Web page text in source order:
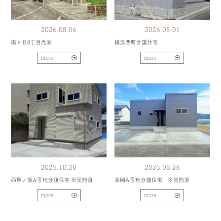
2026.08.06
南ヶ丘8丁目売家
more
2026.05.01
横浜西町分譲住宅
more
2025.10.20
西塚ノ原A号地分譲住宅 ※契約済
more
2025.08.26
高岡A号地分譲住宅 ※契約済
more